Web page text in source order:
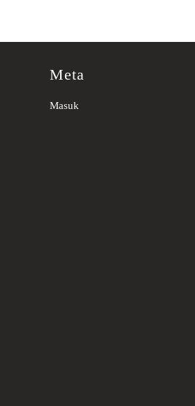
Meta
Masuk